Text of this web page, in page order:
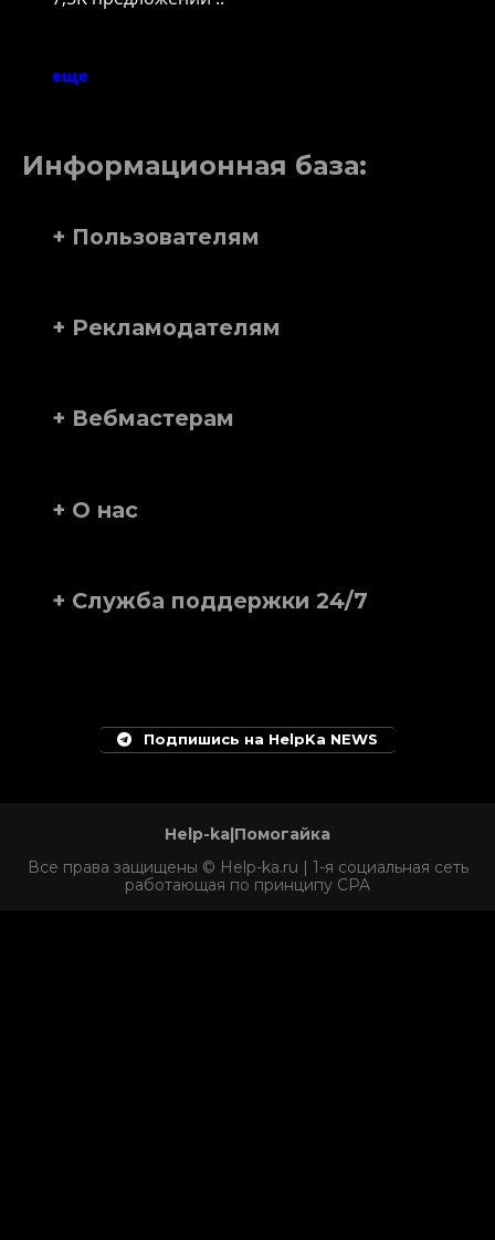
еще
Информационная база:
+ Пользователям
+ Рекламодателям
+ Вебмастерам
+ О нас
+ Служба поддержки 24/7
Подпишись на HelpKa NEWS
Help-ka|Помогайка
Все права защищены © Help-ka.ru | 1-я социальная сеть
работающая по принципу CPA